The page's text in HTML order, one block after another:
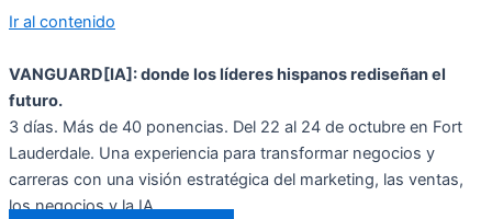
Ir al contenido
VANGUARD[IA]: donde los líderes hispanos rediseñan el
futuro.
3 días. Más de 40 ponencias. Del 22 al 24 de octubre en Fort
Lauderdale. Una experiencia para transformar negocios y
carreras con una visión estratégica del marketing, las ventas,
los negocios y la IA.